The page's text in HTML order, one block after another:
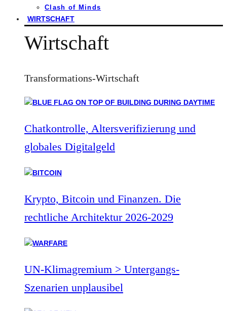
Clash of Minds
WIRTSCHAFT
Wirtschaft
Transformations-Wirtschaft
Chatkontrolle, Altersverifizierung und
globales Digitalgeld
Krypto, Bitcoin und Finanzen. Die
rechtliche Architektur 2026-2029
UN-Klimagremium > Untergangs-
Szenarien unplausibel